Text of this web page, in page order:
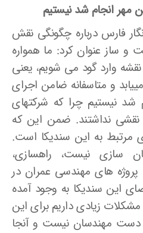
انجام شد نیستیم
فارس درباره چگونگی نقش
و ساز عنوان کرد: ما همواره
نقشه وارد گود می ­شویم، یعنی
و متاسفانه ضامن اجرای
نیستیم چرا که شرکتهای
نقشی نداشتند. ضمن این که
مرتبط به این سندیکا است.
سازی نیست، راهسازی،
پروژه های مهندسی عمران در
این سندیکا به وجود آمده
زیادی داریم برای این
مهندسان نیست و آنجا